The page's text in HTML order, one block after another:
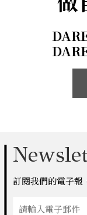
訂閱我們的電子報